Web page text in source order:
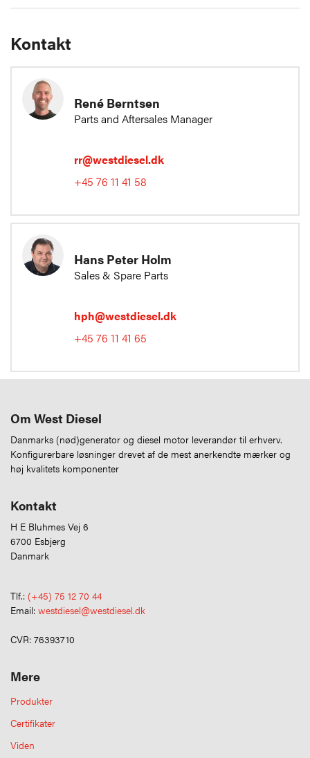
Kontakt
René Berntsen
Parts and Aftersales Manager
rr@westdiesel.dk
+45 76 11 41 58
Hans Peter Holm
Sales & Spare Parts
hph@westdiesel.dk
+45 76 11 41 65
Om West Diesel
Danmarks (nød)generator og diesel motor leverandør til erhverv.
Konfigurerbare løsninger drevet af de mest anerkendte mærker og
høj kvalitets komponenter
Kontakt
H E Bluhmes Vej 6
6700 Esbjerg
Danmark
Tlf.: (+45) 75 12 70 44
Email: westdiesel@westdiesel.dk
CVR: 76393710
Mere
Produkter
Certifikater
Viden